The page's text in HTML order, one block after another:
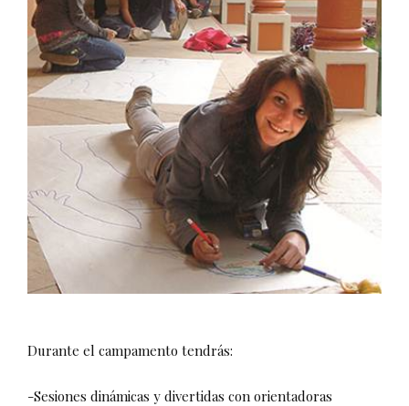
Durante el campamento tendrás:
-Sesiones dinámicas y divertidas con orientadoras